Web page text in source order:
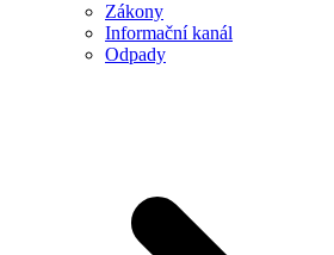
Zákony
Informační kanál
Odpady